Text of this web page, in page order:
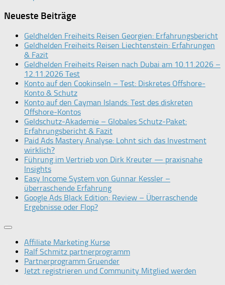
Neueste Beiträge
Geldhelden Freiheits Reisen Georgien: Erfahrungsbericht
Geldhelden Freiheits Reisen Liechtenstein: Erfahrungen
& Fazit
Geldhelden Freiheits Reisen nach Dubai am 10.11.2026 –
12.11.2026 Test
Konto auf den Cookinseln – Test: Diskretes Offshore-
Konto & Schutz
Konto auf den Cayman Islands: Test des diskreten
Offshore-Kontos
Geldschutz-Akademie – Globales Schutz-Paket:
Erfahrungsbericht & Fazit
Paid Ads Mastery Analyse: Lohnt sich das Investment
wirklich?
Führung im Vertrieb von Dirk Kreuter — praxisnahe
Insights
Easy Income System von Gunnar Kessler –
überraschende Erfahrung
Google Ads Black Edition: Review – Überraschende
Ergebnisse oder Flop?
Affiliate Marketing Kurse
Ralf Schmitz partnerprogramm
Partnerprogramm Gruender
Jetzt registrieren und Community Mitglied werden